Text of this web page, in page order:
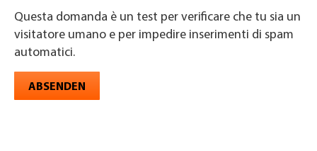
Questa domanda è un test per verificare che tu sia un
visitatore umano e per impedire inserimenti di spam
automatici.
ABSENDEN